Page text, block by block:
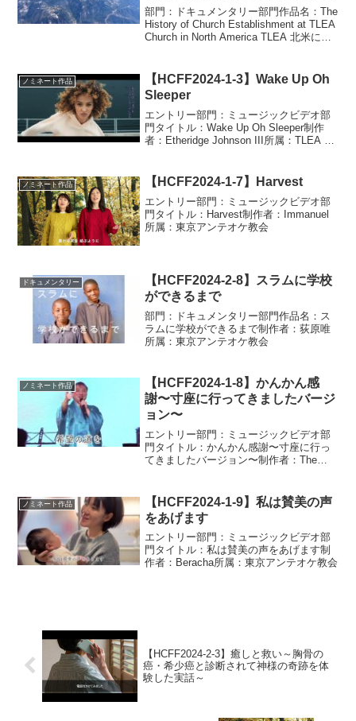
TLEA北米における教会設立の歩
み”
部門：ドキュメンタリー部門作品名：The
History of Church Establishment at TLEA
Church in North America TLEA 北米にお
ノミネート作品
【HCFF2024-1-3】Wake Up Oh
Sleeper
エントリー部門：ミュージックビデオ部
門タイトル：Wake Up Oh Sleeper制作
者：Etheridge Johnson III所属：TLEA デ
ノミネート作品 【HCFF2024-1-7】Harvest
エントリー部門：ミュージックビデオ部
門タイトル：Harvest制作者：Immanuel
所属：東京アンテオケ教会
ドキュメンタリー
【HCFF2024-2-8】スラムに学校
ができるまで
部門：ドキュメンタリー部門作品名：ス
ラムに学校ができるまで制作者：荻原唯
所属：東京アンテオケ教会
ノミネート作品
【HCFF2024-1-8】かんかん感
謝〜寸座に行ってきましたバージ
ョン〜
エントリー部門：ミュージックビデオ部
門タイトル：かんかん感謝〜寸座に行っ
てきましたバージョン〜制作者：The
ノミネート作品
【HCFF2024-1-9】私は賛美の声
をあげます
エントリー部門：ミュージックビデオ部
門タイトル：私は賛美の声をあげます制
作者：Beracha所属：東京アンテオケ教会
【HCFF2024-2-3】癒しと救い～胸骨の
癌・希少癌と診断されて神様の奇跡を体
験した実話～